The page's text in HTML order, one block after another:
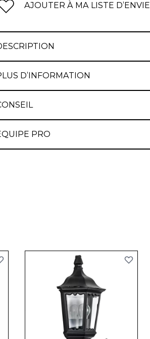
AJOUTER À MA LISTE D’ENVIE
D’INFORMATION
PRO